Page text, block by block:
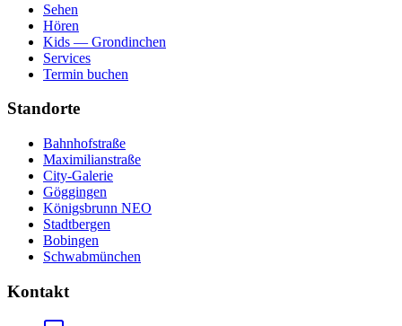
Sehen
Hören
Kids — Grondinchen
Services
Termin buchen
Standorte
Bahnhofstraße
Maximilianstraße
City-Galerie
Göggingen
Königsbrunn NEO
Stadtbergen
Bobingen
Schwabmünchen
Kontakt